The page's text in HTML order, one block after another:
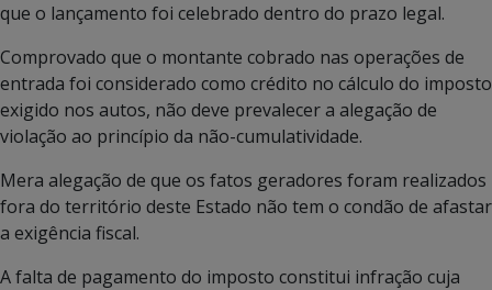
que o lançamento foi celebrado dentro do prazo legal.
Comprovado que o montante cobrado nas operações de
entrada foi considerado como crédito no cálculo do imposto
exigido nos autos, não deve prevalecer a alegação de
violação ao princípio da não-cumulatividade.
Mera alegação de que os fatos geradores foram realizados
fora do território deste Estado não tem o condão de afastar
a exigência fiscal.
A falta de pagamento do imposto constitui infração cuja